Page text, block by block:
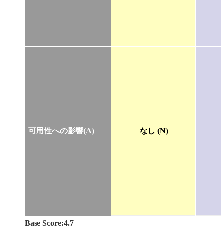
可用性への影響(A) なし (N)
Base Score:4.7